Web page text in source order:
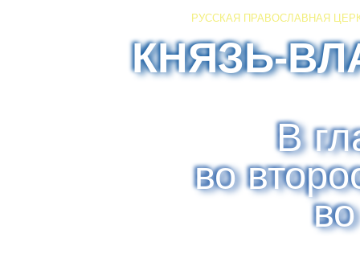
РУССКАЯ ПРАВОСЛАВНАЯ
КНЯЗЬ-
В
во